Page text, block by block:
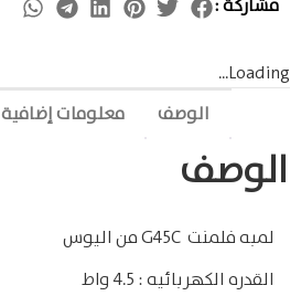
مشاركة :
Loading...
الوصف
معلومات إضافية
الوصف
لمبه فلمنت G45C من اليوس
القدره الكهربائيه : 4.5 واط